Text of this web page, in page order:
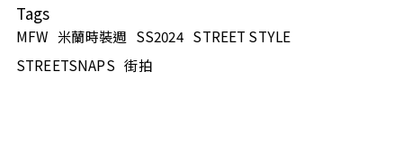
Tags
MFW 米蘭時裝週 SS2024 STREET STYLE
STREETSNAPS 街拍